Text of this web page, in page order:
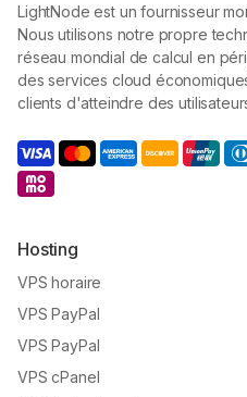
LightNode est un fournisseur
Nous utilisons notre propre
réseau mondial de calcul en
des services cloud
clients d'atteindre des
Hosting
VPS horaire
VPS PayPal
VPS PayPal
VPS cPanel